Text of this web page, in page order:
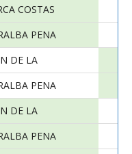
COSTAS
PENA
DE LA
PENA
DE LA
PENA